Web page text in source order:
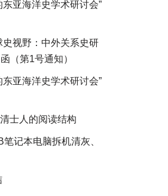
东亚海洋史学术研讨会”
史视野：中外关系史研
（第1号通知）
东亚海洋史学术研讨会”
士人的阅读结构
记本电脑拆机清灰、